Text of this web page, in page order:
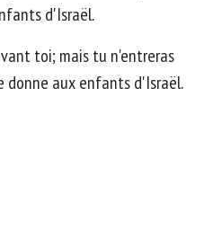
d'Israël.
toi; mais tu n'entreras
donne aux enfants d'Israël.